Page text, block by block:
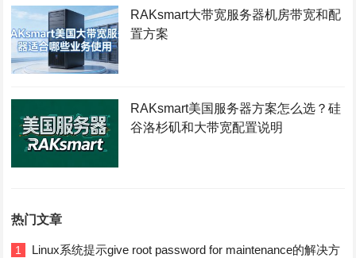
RAKsmart大带宽服务器机房带宽和配
置方案
RAKsmart美国服务器方案怎么选？硅
谷洛杉矶和大带宽配置说明
热门文章
1 Linux系统提示give root password for maintenance的解决方